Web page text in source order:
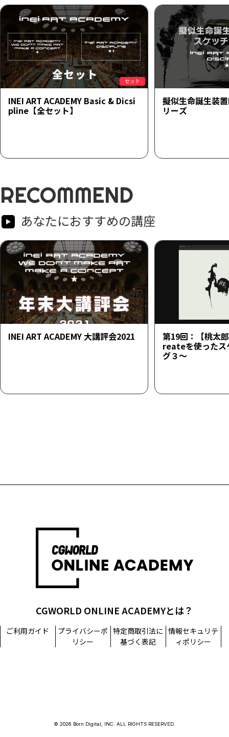
セット
INEI ART ACADEMY Basic & Dicsi
pline【全セット】
擬似生命誕生装
リーズ
RECOMMEND
あなたにおすすめの講座
INEI ART ACADEMY 大講評会2021 第19回：【桃太
reateを使ったス
グ３～
CGWORLD ONLINE ACADEMYとは？
ご利用ガイド
プライバシーポ
リシー
特定商取引法に
基づく表記
情報セキュリテ
ィポリシー
© 2026 Born Digital, INC. ALL RIGHTS RESERVED.